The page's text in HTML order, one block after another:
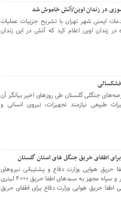
در زندان اوین/آتش خاموش شد
ایمنی شهر تهران با تشریح جزییات عملیات
زندان اوین اعلام کرد که آتش در این زندان
جنگلی گلستان طی روزهای اخیر بیانگر آن
طبیعی نیازمند تجهیزات، نیروی انسانی و
برای اطفای حریق جنگل های استان گلستان
حریق هوایی وزارت دفاع و پشتیبانی نیروهای
مسلح گفت: بالگرد های هلال احمر و سپاه مجهز به سبدهای اطفا حریق ۴۰۰۰ لیتری
اطفا حریق هوایی وزارت دفاع یرای اطفای حریق